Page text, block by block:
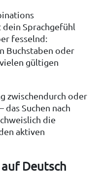
Sprachgefühl
fesselnd:
Buchstaben oder
gültigen
zwischendurch oder
Suchen nach
die
aktiven
Deutsch